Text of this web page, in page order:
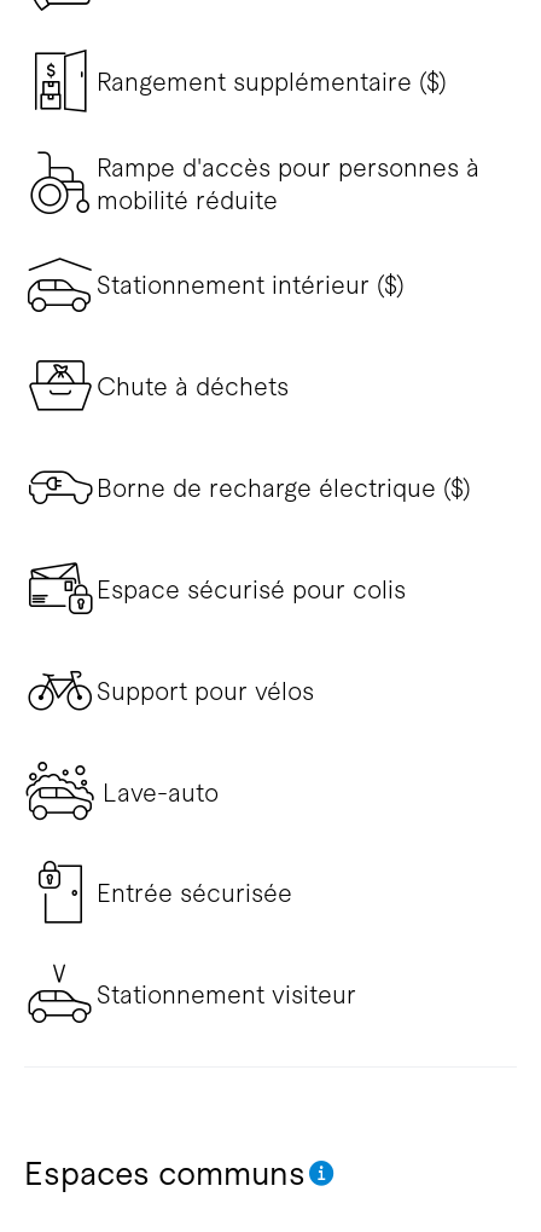
Rangement supplémentaire ($)
Rampe d'accès pour personnes à
mobilité réduite
Stationnement intérieur ($)
Chute à déchets
Borne de recharge électrique ($)
Espace sécurisé pour colis
Support pour vélos
Lave-auto
Entrée sécurisée
Stationnement visiteur
Espaces communs